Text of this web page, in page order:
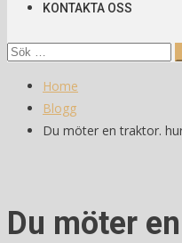
KONTAKTA OSS
Sök
Home
Blogg
Du möter en traktor.
Du möter